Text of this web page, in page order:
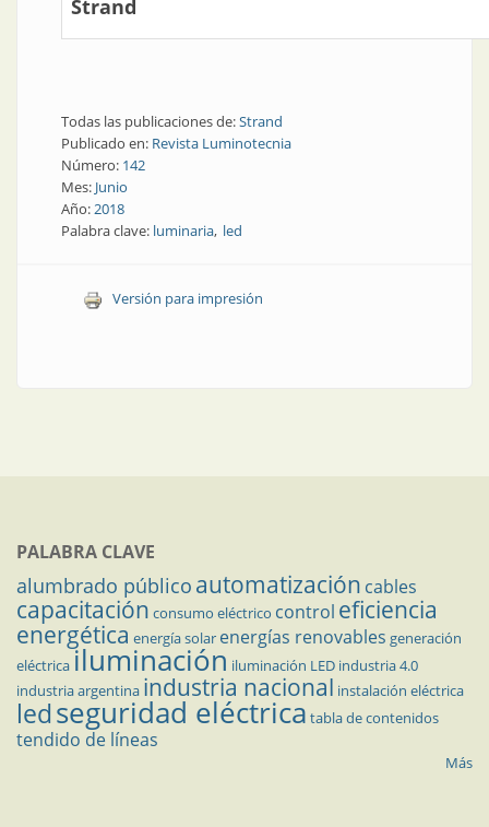
Strand
Todas las publicaciones de:Strand
Publicado en: Revista Luminotecnia
Número: 142
Mes: Junio
Año:2018
Palabra clave: luminaria led
Versión para impresión
PALABRA CLAVE
alumbrado público automatización cables
capacitación consumo eléctrico control eficiencia
energética energía solar energías renovables generación
eléctricailuminación iluminación LED industria 4.0
industria argentina industria nacional instalación eléctrica
ledseguridad eléctrica tabla de contenidos
tendido de líneas
Más